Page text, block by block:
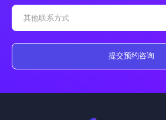
提交预约咨询